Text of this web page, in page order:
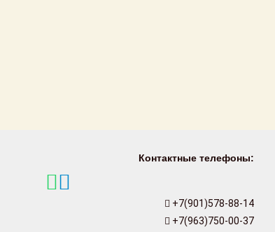
Контактные телефоны:
+7(901)578-88-14
+7(963)750-00-37